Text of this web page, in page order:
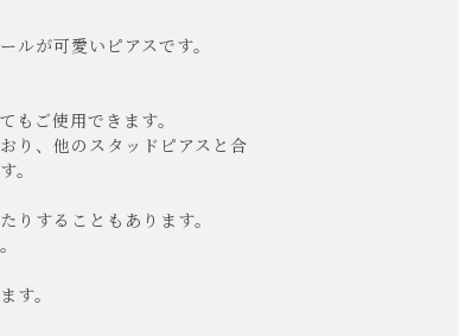
ルが可愛いピアスです。
もご使用できます。
り、他のスタッドピアスと合
。
りすることもあります。
す。